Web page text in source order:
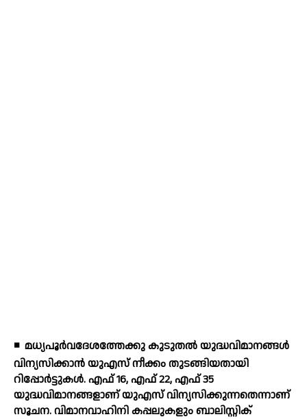
◾ മധ്യപൂര്‍വദേശത്തേക്കു കുടുതല്‍ യുദ്ധവിമാനങ്ങള്‍
വിന്യസിക്കാന്‍ യുഎസ് നീക്കം തുടങ്ങിയതായി
റിപ്പോര്‍ട്ടുകള്‍. എഫ് 16, എഫ് 22, എഫ് 35
യുദ്ധവിമാനങ്ങളാണ് യുഎസ് വിന്യസിക്കുന്നതെന്നാണ്
സൂചന. വിമാനവാഹിനി കപ്പലുകളും ബാലിസ്റ്റിക്